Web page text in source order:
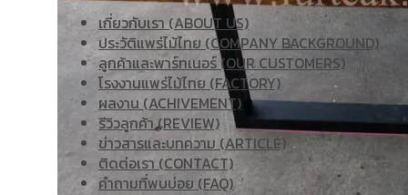
เกี่ยวกับเรา (ABOUT US)
ประวัติแพร่ไม้ไทย (COMPANY BACKGROUND)
ลูกค้าและพาร์ทเนอร์ (OUR CUSTOMERS)
โรงงานแพร่ไม้ไทย (FACTORY)
ผลงาน (ACHIVEMENT)
รีวิวลูกค้า (REVIEW)
ข่าวสารและบทความ (ARTICLE)
ติดต่อเรา (CONTACT)
คำถามที่พบบ่อย (FAQ)